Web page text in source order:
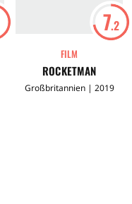
7.2
FILM
ROCKETMAN
Großbritannien | 2019